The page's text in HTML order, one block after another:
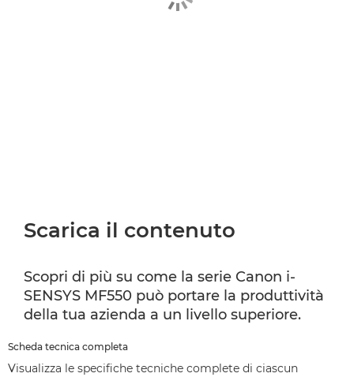
Scarica il contenuto
Scopri di più su come la serie Canon i-
SENSYS MF550 può portare la produttività
della tua azienda a un livello superiore.
Scheda tecnica completa
Visualizza le specifiche tecniche complete di ciascun